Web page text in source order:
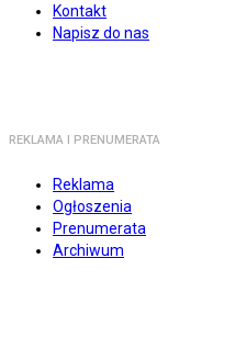
Kontakt
Napisz do nas
REKLAMA I PRENUMERATA
Reklama
Ogłoszenia
Prenumerata
Archiwum